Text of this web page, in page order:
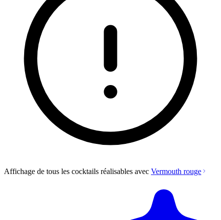
Affichage de tous les cocktails réalisables avec Vermouth rouge